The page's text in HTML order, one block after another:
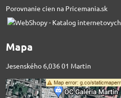
Porovnanie cien na Pricemania.sk
Mapa
Jesenského 6,036 01 Martin